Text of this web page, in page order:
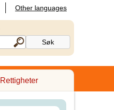
Other languages
Rettigheter